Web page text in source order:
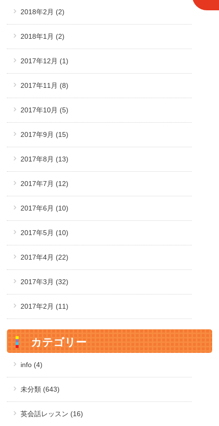
2018年2月 (2)
2018年1月 (2)
2017年12月 (1)
2017年11月 (8)
2017年10月 (5)
2017年9月 (15)
2017年8月 (13)
2017年7月 (12)
2017年6月 (10)
2017年5月 (10)
2017年4月 (22)
2017年3月 (32)
2017年2月 (11)
カテゴリー
info (4)
未分類 (643)
英会話レッスン (16)